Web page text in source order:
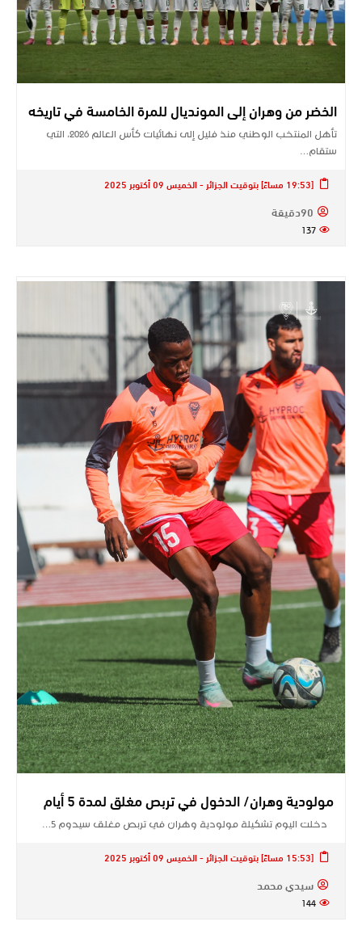
الخضر من وهران إلى المونديال للمرة الخامسة في تاريخه
تأهل المنتخب الوطني منذ فليل إلى نهائيات كأس العالم 2026، التي
ستقام…
[19:53 مساءً] بتوقيت الجزائر - الخميس 09 أكتوبر 2025
90دقيقة
137
مولودية وهران/ الدخول في تربص مغلق لمدة 5 أيام
دخلت اليوم تشكيلة مولودية وهران في تربص مغلق سيدوم 5…
[15:53 مساءً] بتوقيت الجزائر - الخميس 09 أكتوبر 2025
سيدي محمد
144